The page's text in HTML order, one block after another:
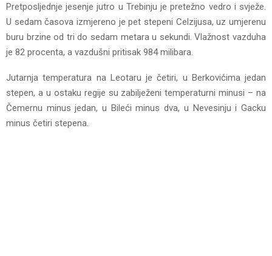
Pretposljednje jesenje jutro u Trebinju je pretežno vedro i svježe.
U sedam časova izmjereno je pet stepeni Celzijusa, uz umjerenu
buru brzine od tri do sedam metara u sekundi. Vlažnost vazduha
je 82 procenta, a vazdušni pritisak 984 milibara.
Jutarnja temperatura na Leotaru je četiri, u Berkovićima jedan
stepen, a u ostaku regije su zabilježeni temperaturni minusi – na
Čemernu minus jedan, u Bileći minus dva, u Nevesinju i Gacku
minus četiri stepena.